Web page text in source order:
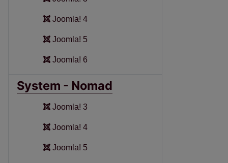
Joomla! 4
Joomla! 5
Joomla! 6
System - Nomad
Joomla! 3
Joomla! 4
Joomla! 5